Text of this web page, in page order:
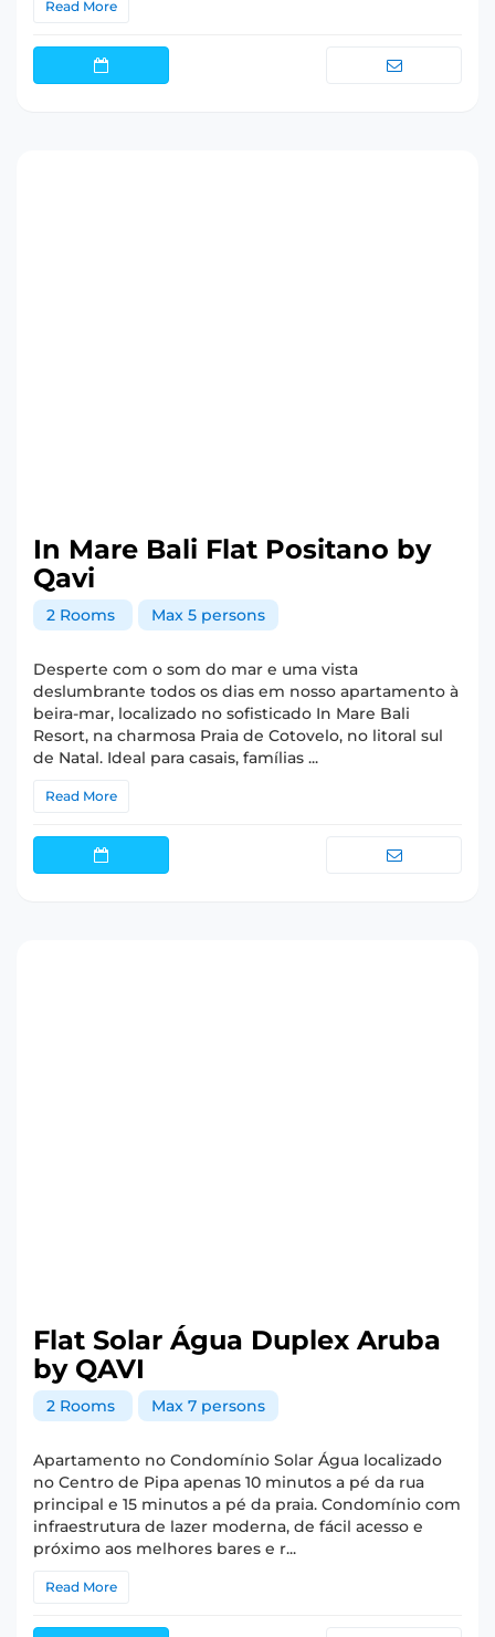
Read More
In Mare Bali Flat Positano by
Qavi
2 Rooms Max 5 persons
Desperte com o som do mar e uma vista
deslumbrante todos os dias em nosso apartamento à
beira-mar, localizado no sofisticado In Mare Bali
Resort, na charmosa Praia de Cotovelo, no litoral sul
de Natal. Ideal para casais, famílias ...
Read More
Flat Solar Água Duplex Aruba
by QAVI
2 Rooms Max 7 persons
Apartamento no Condomínio Solar Água localizado
no Centro de Pipa apenas 10 minutos a pé da rua
principal e 15 minutos a pé da praia. Condomínio com
infraestrutura de lazer moderna, de fácil acesso e
próximo aos melhores bares e r...
Read More